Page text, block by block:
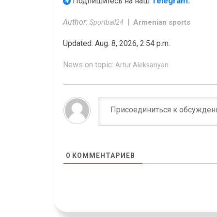
Author: Sportball24 Armenian sports
Updated: Aug. 8, 2026, 2:54 p.m.
News on topic: Artur Aleksanyan
0 КОММЕНТАРИЕВ